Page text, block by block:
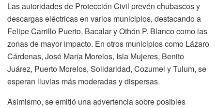
Las autoridades de Protección Civil prevén chubascos y
descargas eléctricas en varios municipios, destacando a
Felipe Carrillo Puerto, Bacalar y Othón P. Blanco como las
zonas de mayor impacto. En otros municipios como Lázaro
Cárdenas, José María Morelos, Isla Mujeres, Benito
Juárez, Puerto Morelos, Solidaridad, Cozumel y Tulum, se
esperan lluvias más moderadas y dispersas.
Asimismo, se emitió una advertencia sobre posibles